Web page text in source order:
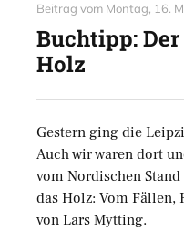
Beitrag vom Montag, 16.
Buchtipp:
Holz
Gestern ging die
Auch wir waren dort
vom Nordischen
das Holz: Vom Fällen,
von Lars Mytting.